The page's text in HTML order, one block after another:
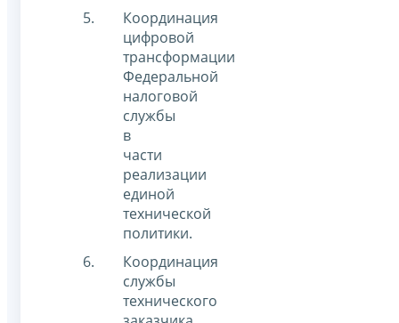
Координация
цифровой
трансформации
Федеральной
налоговой
службы
в
части
реализации
единой
технической
политики.
Координация
службы
технического